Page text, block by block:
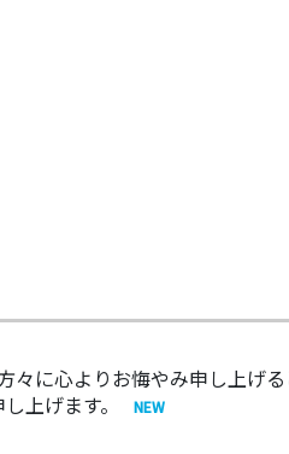
に心よりお悔やみ申し上
上げます。